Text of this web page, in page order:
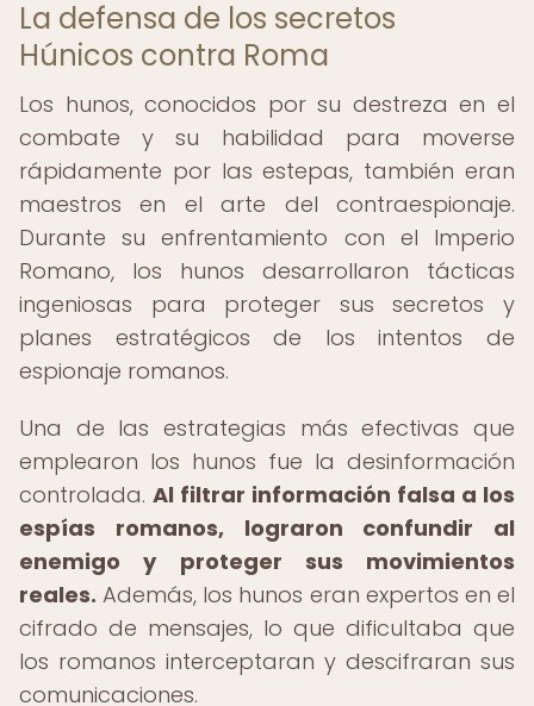
La defensa de los secretos
Húnicos contra Roma
Los hunos, conocidos por su destreza en el
combate y su habilidad para moverse
rápidamente por las estepas, también eran
maestros en el arte del contraespionaje.
Durante su enfrentamiento con el Imperio
Romano, los hunos desarrollaron tácticas
ingeniosas para proteger sus secretos y
planes estratégicos de los intentos de
espionaje romanos.
Una de las estrategias más efectivas que
emplearon los hunos fue la desinformación
controlada. Al filtrar información falsa a los
espías romanos, lograron confundir al
enemigo y proteger sus movimientos
reales. Además, los hunos eran expertos en el
cifrado de mensajes, lo que dificultaba que
los romanos interceptaran y descifraran sus
comunicaciones.